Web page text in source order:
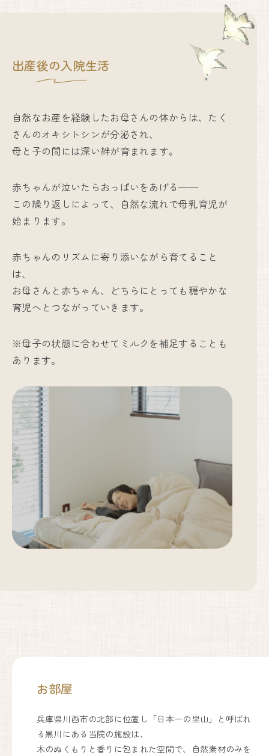
出産後の入院生活
自然なお産を経験したお母さんの体からは、たく
さんのオキシトシンが分泌され、
母と子の間には深い絆が育まれます。
赤ちゃんが泣いたらおっぱいをあげる——
この繰り返しによって、自然な流れで母乳育児が
始まります。
赤ちゃんのリズムに寄り添いながら育てること
は、
お母さんと赤ちゃん、どちらにとっても穏やかな
育児へとつながっていきます。
※母子の状態に合わせてミルクを補足することも
あります。
お部屋
兵庫県川西市の北部に位置し「日本一の里山」と呼ばれ
る黒川にある当院の施設は、
木のぬくもりと香りに包まれた空間で、自然素材のみを